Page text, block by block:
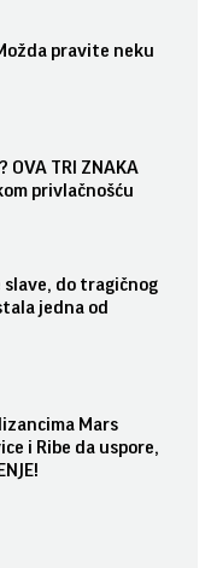
pravite neku
OVA TRI ZNAKA
privlačnošću
slave, do tragičnog
jedna od
Mars
i Ribe da uspore,